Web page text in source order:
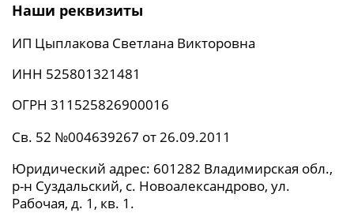
Наши реквизиты
ИП Цыплакова Светлана Викторовна
ИНН 525801321481
ОГРН 311525826900016
Св. 52 №004639267 от 26.09.2011
Юридический адрес: 601282 Владимирская обл.,
р-н Суздальский, с. Новоалександрово, ул.
Рабочая, д. 1, кв. 1.